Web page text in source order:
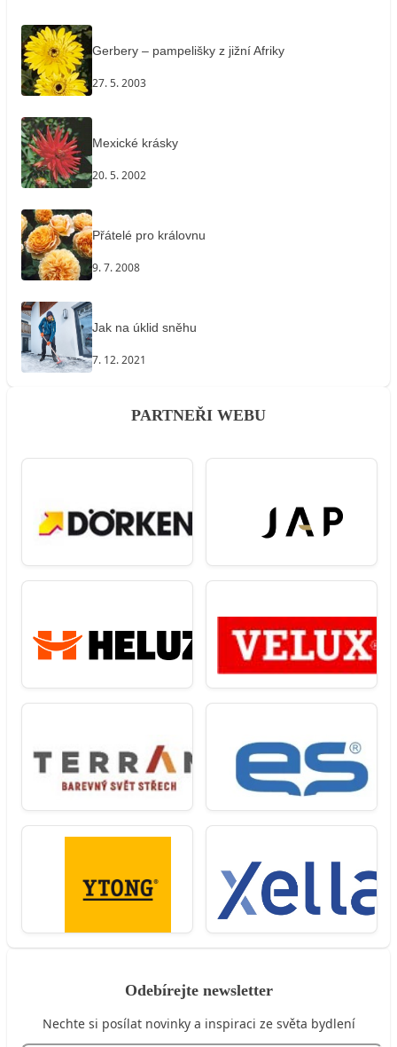
Gerbery – pampelišky z jižní Afriky
27. 5. 2003
Mexické krásky
20. 5. 2002
Přátelé pro královnu
9. 7. 2008
Jak na úklid sněhu
7. 12. 2021
PARTNEŘI WEBU
Odebírejte newsletter
Nechte si posílat novinky a inspiraci ze světa bydlení